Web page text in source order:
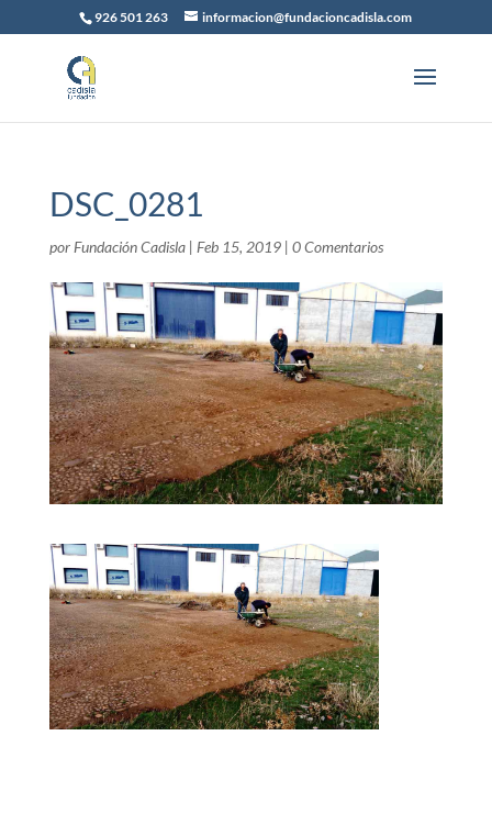
926 501 263 informacion@fundacioncadisla.com
DSC_0281
por Fundación Cadisla| Feb 15, 2019| 0 Comentarios